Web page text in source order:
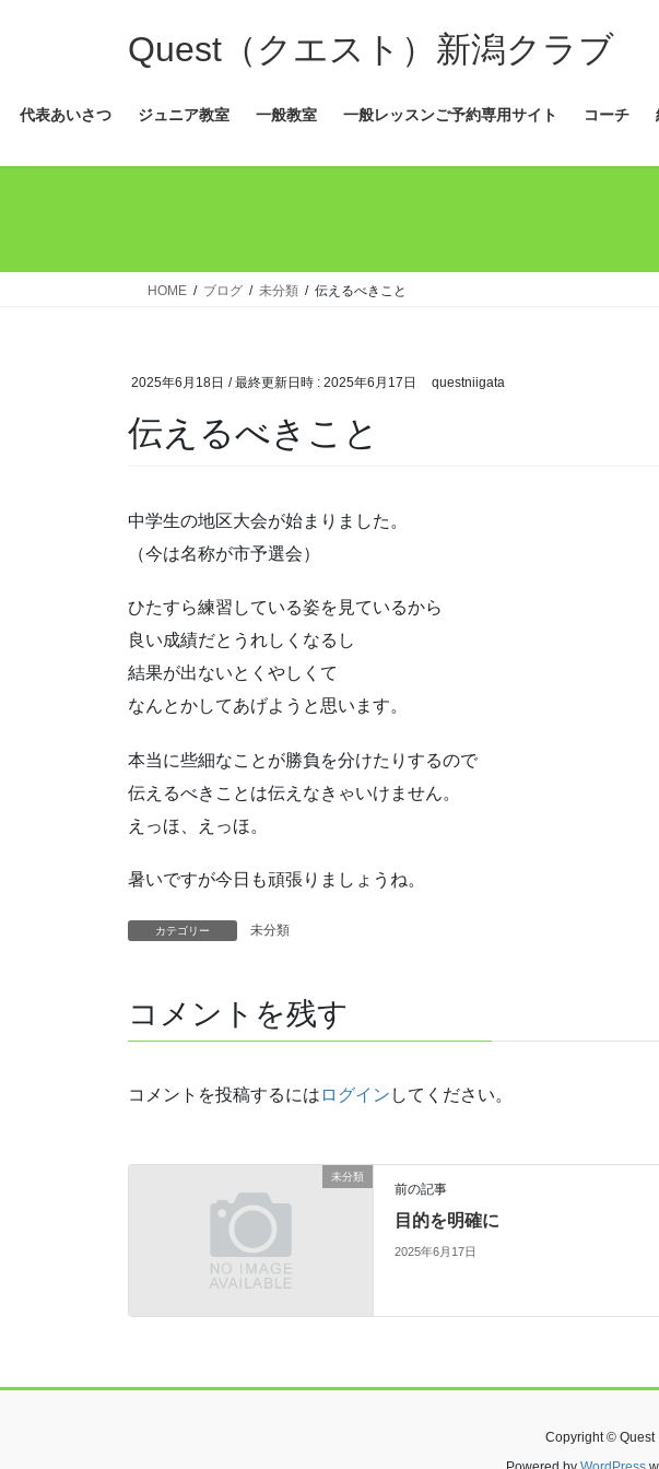
ス
ン
Quest（クエスト）新潟クラブ
代表あいさつ ジュニア教室 一般教室 一般レッスンご予約専用サイト コーチ
HOME ブログ 未分類 伝えるべきこと
2025年6月18日 / 最終更新日時 : 2025年6月17日 questniigata
伝えるべきこと
中学生の地区大会が始まりました。
（今は名称が市予選会）
ひたすら練習している姿を見ているから
良い成績だとうれしくなるし
結果が出ないとくやしくて
なんとかしてあげようと思います。
本当に些細なことが勝負を分けたりするので
伝えるべきことは伝えなきゃいけません。
えっほ、えっほ。
暑いですが今日も頑張りましょうね。
カテゴリー 未分類
コメントを残す
コメントを投稿するには ログイン してください。
未分類
前の記事
目的を明確に
2025年6月17日
Copyright © Quest